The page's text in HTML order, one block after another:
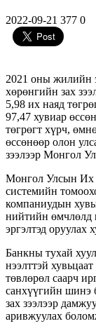
2022-09-21 377 0
2021 оны жилийн
хөрөнгийн зах
5,98 их наяд
97,47 хувиар
төгрөгт хүрч,
өссөнөөр олон
зээлээр Монгол
Монгол Улсын Их
системийн
компаниудын
нийтийн өмчлөлд
эргэлтэд оруулах
Банкны тухай
нээлттэй
төвлөрөл саарч
санхүүгийн шинэ
зах зээлээр
аривжуулах